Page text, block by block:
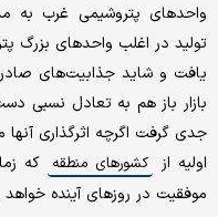
واحدهای پتروشیمی غرب به
تولید در اغلب واحدهای بزرگ
یافت و شاید جذابیت‌های
بازار باز هم به تعادل نسبی
جدی گرفت اگرچه اثرگذاری
اولیه از
کشورهای منطقه که
موفقیت در روزهای آینده خواهد